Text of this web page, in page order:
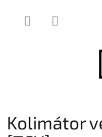
Kolimátor